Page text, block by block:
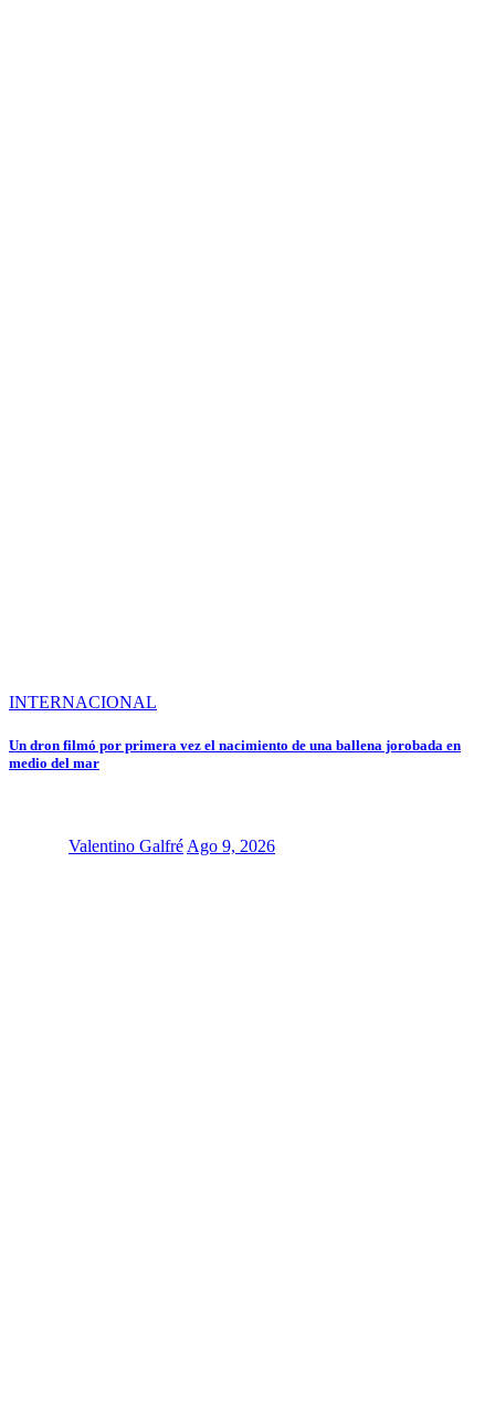
INTERNACIONAL
Un dron filmó por primera vez el nacimiento de una ballena jorobada en
medio del mar
Valentino Galfré Ago 9, 2026